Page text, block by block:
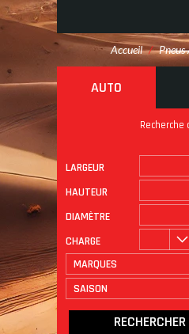
Accueil /
AUTO
Recherche
LARGEUR
HAUTEUR
DIAMÈTRE
CHARGE
MARQUES
SAISON